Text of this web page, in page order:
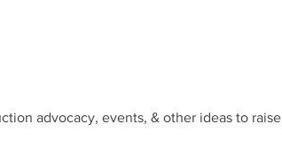
advocacy, events, & other ideas to raise